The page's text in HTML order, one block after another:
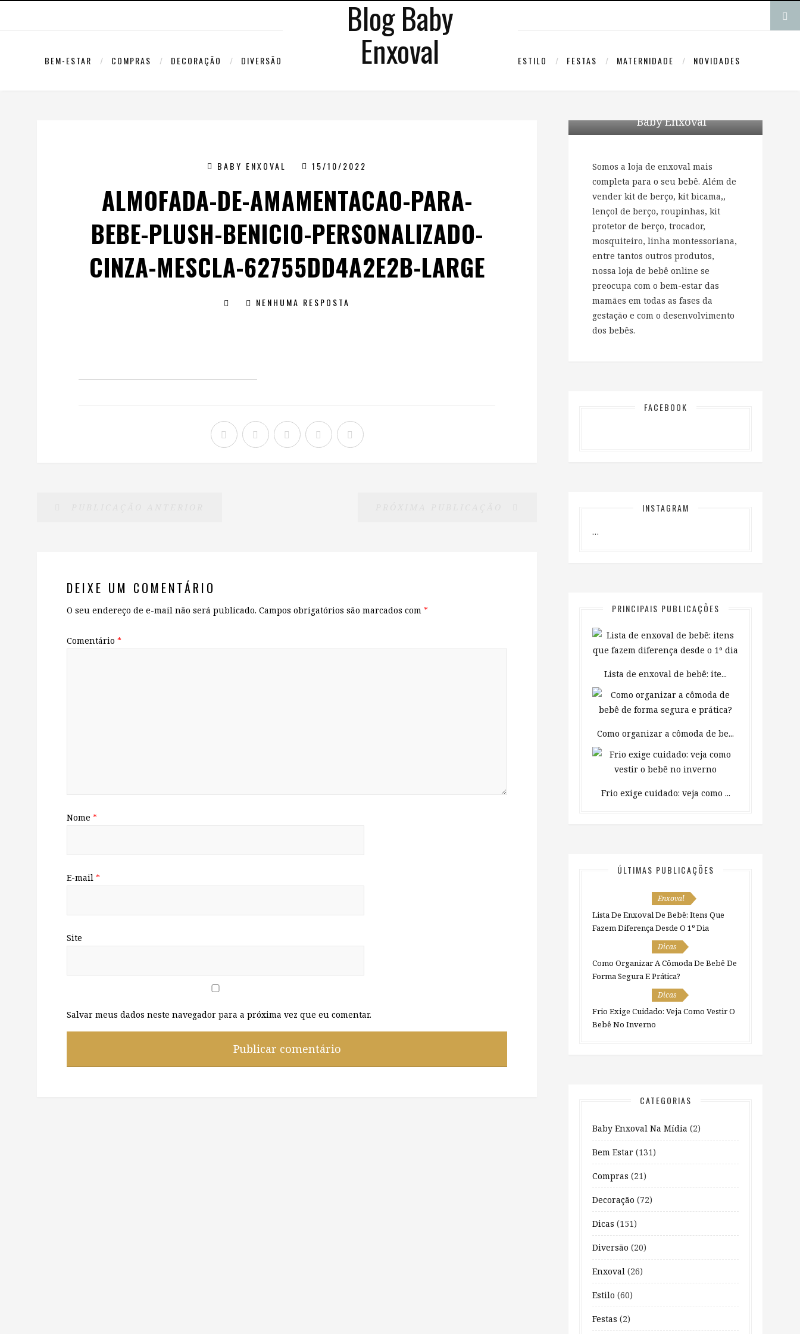
Blog Baby
Enxoval
BEM-ESTAR COMPRAS DECORAÇÃO DIVERSÃO ESTILO FESTAS MATERNIDADE NOVIDADES
BABY ENXOVAL 15/10/2022
ALMOFADA-DE-AMAMENTACAO-PARA-
BEBE-PLUSH-BENICIO-PERSONALIZADO-
CINZA-MESCLA-62755DD4A2E2B-LARGE
NENHUMA RESPOSTA
DEIXE UM COMENTÁRIO
O seu endereço de e-mail não será publicado. Campos obrigatórios são marcados com *
Comentário *
Nome *
E-mail *
Site
Salvar meus dados neste navegador para a próxima vez que eu comentar.
Baby Enxoval
Somos a loja de enxoval mais
completa para o seu bebê. Além de
vender kit de berço, kit bicama,,
lençol de berço, roupinhas, kit
protetor de berço, trocador,
mosquiteiro, linha montessoriana,
entre tantos outros produtos,
nossa loja de bebê online se
preocupa com o bem-estar das
mamães em todas as fases da
gestação e com o desenvolvimento
dos bebês.
FACEBOOK
INSTAGRAM
…
PRINCIPAIS PUBLICAÇÕES
Lista de enxoval de bebê: ite...
Como organizar a cômoda de be...
Frio exige cuidado: veja como ...
ÚLTIMAS PUBLICAÇÕES
Enxoval
Lista De Enxoval De Bebê: Itens Que
Fazem Diferença Desde O 1º Dia
Dicas
Como Organizar A Cômoda De Bebê De
Forma Segura E Prática?
Dicas
Frio Exige Cuidado: Veja Como Vestir O
Bebê No Inverno
CATEGORIAS
Baby Enxoval Na Mídia (2)
Bem Estar (131)
Compras (21)
Decoração (72)
Dicas (151)
Diversão (20)
Enxoval (26)
Estilo (60)
Festas (2)